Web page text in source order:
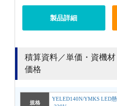
製品詳細
積算資料／単価・資機材
価格
規格
YELED140N/YMKS LED